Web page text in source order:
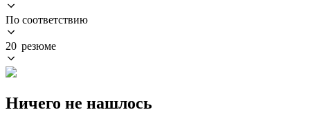
По соответствию
20 резюме
Ничего не нашлось